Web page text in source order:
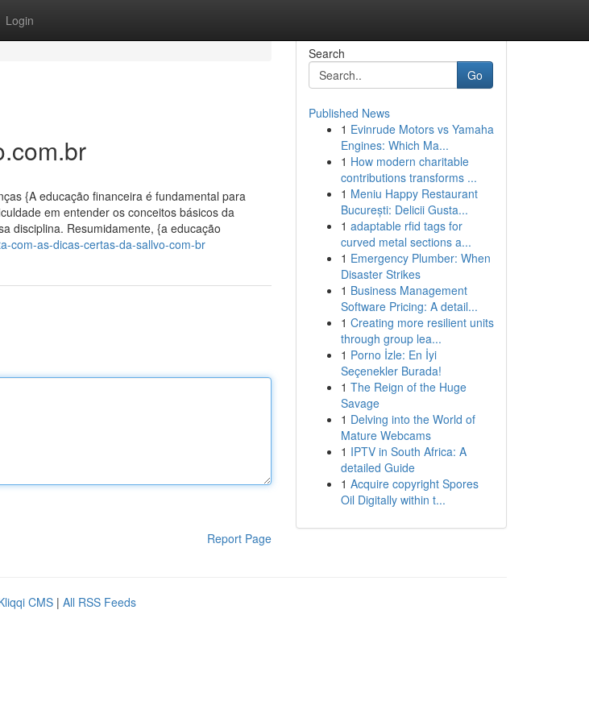
Login
{A educação financeira é fundamental para
em entender os conceitos básicos da
disciplina. Resumidamente, {a educação
com-as-dicas-certas-da-sallvo-com-br
Report Page
Search
Go
Published News
1 Evinrude Motors vs Yamaha
Engines: Which Ma...
1 How modern charitable
contributions transforms ...
1 Meniu Happy Restaurant
București: Delicii Gusta...
1 adaptable rfid tags for
curved metal sections a...
1 Emergency Plumber: When
Disaster Strikes
1 Business Management
Software Pricing: A detail...
1 Creating more resilient units
through group lea...
1 Porno İzle: En İyi
Seçenekler Burada!
1 The Reign of the Huge
Savage
1 Delving into the World of
Mature Webcams
1 IPTV in South Africa: A
detailed Guide
1 Acquire copyright Spores
Oil Digitally within t...
CMS | All RSS Feeds